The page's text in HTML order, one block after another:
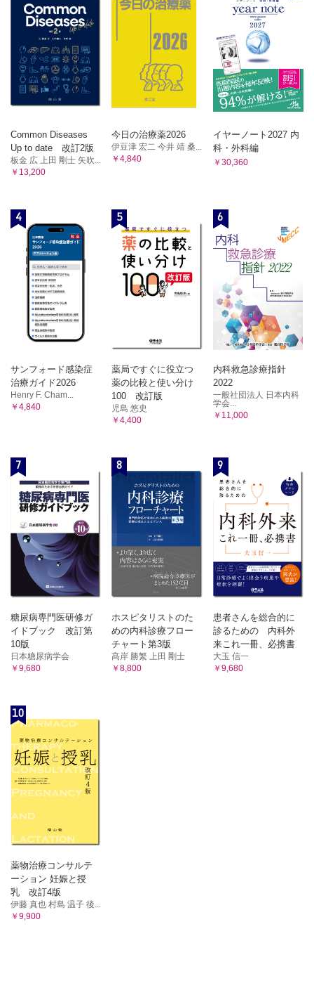
Common Diseases
Up to date 改訂2版
板金 広 上田 剛士 矢吹...
￥13,200
今日の治療薬2026
伊豆津 宏二 今井 靖 桑...
￥4,840
イヤーノート2027 内
科・外科編
￥30,360
4
サンフォード感染症
治療ガイド2026
Henry F. Cham...
￥4,840
5
薬局ですぐに役立つ
薬の比較と使い分け
100 改訂版
児島 悠史
￥4,400
6
内科救急診療指針
2022
一般社団法人 日本内科
学会...
￥11,000
7
糖尿病専門医研修ガ
イドブック 改訂第
10版
日本糖尿病学会
￥9,680
8
ホスピタリストのた
めの内科診療フロー
チャート第3版
髙岸 勝繁 上田 剛士
￥8,800
9
患者さんを総合的に
診るための 内科外
来これ一冊、必携書
大玉 信一
￥9,680
10
薬物治療コンサルテ
ーション 妊娠と授
乳 改訂4版
伊藤 真也 村島 温子 後...
￥9,900